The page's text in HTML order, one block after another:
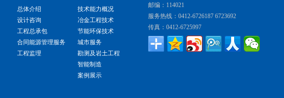
总体介绍
设计咨询
工程总承包
合同能源管理服务
工程监理
技术能力概况
冶金工程技术
节能环保技术
城市服务
勘测及岩土工程
智能制造
案例展示
邮编：114021
服务热线：0412-6726187 6723692
传真：0412-6725997